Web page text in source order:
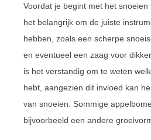
Voordat je begint met het
het belangrijk om de juiste
hebben, zoals een scherpe
en eventueel een zaag voor
is het verstandig om te weten
hebt, aangezien dit invloed kan
van snoeien. Sommige
bijvoorbeeld een andere